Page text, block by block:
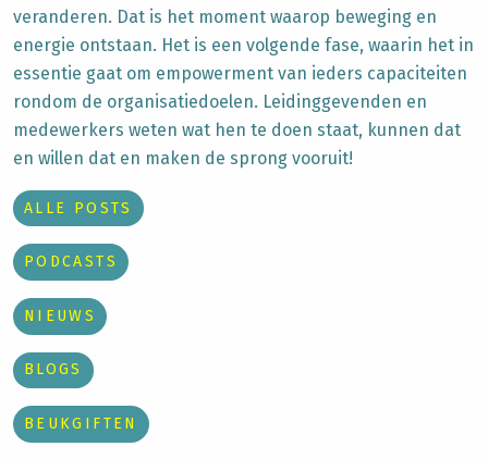
veranderen. Dat is het moment waarop beweging en
energie ontstaan. Het is een volgende fase, waarin het in
essentie gaat om empowerment van ieders capaciteiten
rondom de organisatiedoelen. Leidinggevenden en
medewerkers weten wat hen te doen staat, kunnen dat
en willen dat en maken de sprong vooruit!
ALLE POSTS
PODCASTS
NIEUWS
BLOGS
BEUKGIFTEN